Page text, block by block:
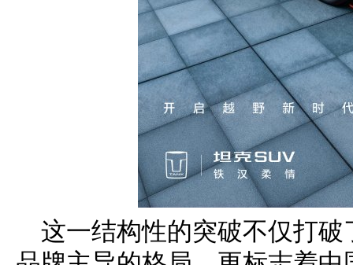
这一结构性的突破不仅打